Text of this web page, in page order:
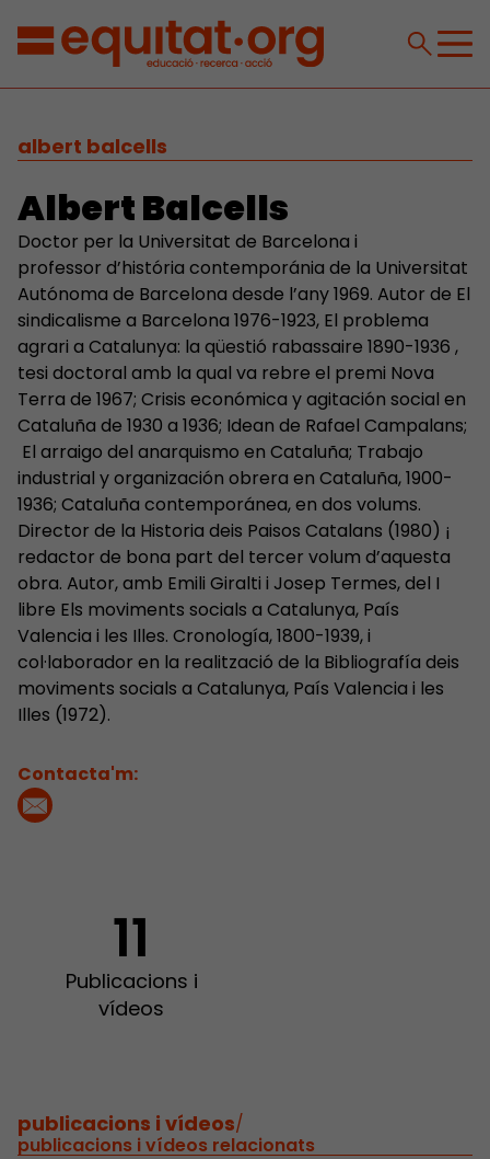
albert balcells
Albert Balcells
Doctor per la Universitat de Barcelona i
professor d’história contemporánia de la Universitat
Autónoma de Barcelona desde l’any 1969. Autor de El
sindicalisme a Barcelona 1976-1923, El problema
agrari a Catalunya: la qüestió rabassaire 1890-1936 ,
tesi doctoral amb la qual va rebre el premi Nova
Terra de 1967; Crisis económica y agitación social en
Cataluña de 1930 a 1936; Idean de Rafael Campalans;
El arraigo del anarquismo en Cataluña; Trabajo
industrial y organización obrera en Cataluña, 1900-
1936; Cataluña contemporánea, en dos volums.
Director de la Historia deis Paisos Catalans (1980) ¡
redactor de bona part del tercer volum d’aquesta
obra. Autor, amb Emili Giralti i Josep Termes, del I
libre Els moviments socials a Catalunya, País
Valencia i les Illes. Cronología, 1800-1939, i
col·laborador en la realització de la Bibliografía deis
moviments socials a Catalunya, País Valencia i les
Illes (1972).
Contacta'm:
11
Publicacions i
vídeos
publicacions i vídeos/
publicacions i vídeos relacionats